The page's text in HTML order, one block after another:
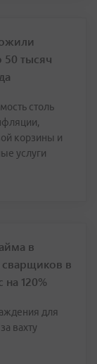
тысяч
столь
корзины и
услуги
в
сварщиков в
120%
для
вахту